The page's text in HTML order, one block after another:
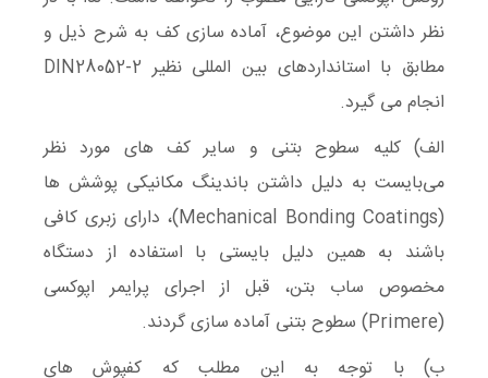
نظر داشتن این موضوع، آماده سازی کف به شرح ذیل و
مطابق با استانداردهای بین المللی نظیر DIN28052-2
انجام می گیرد.
الف) کلیه سطوح بتنی و سایر کف های مورد نظر
می‌بایست به دلیل داشتن باندینگ مکانیکی پوشش ها
(Mechanical Bonding Coatings)، دارای زبری کافی
باشند به همین دلیل بایستی با استفاده از دستگاه
مخصوص ساب بتن، قبل از اجرای پرایمر اپوکسی
(Primere) سطوح بتنی آماده سازی گردند.
ب) با توجه به این مطلب که کفپوش های